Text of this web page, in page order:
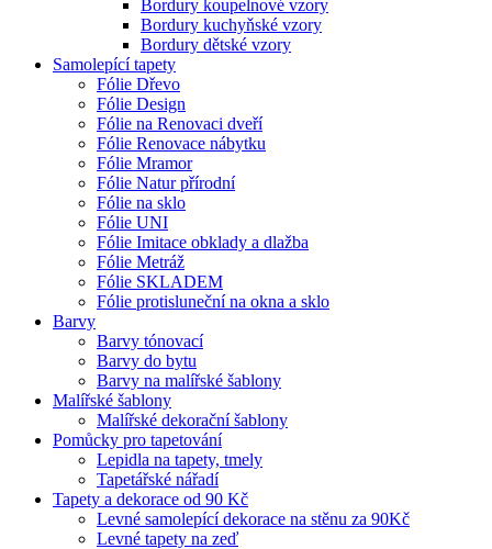
Bordury koupelnové vzory
Bordury kuchyňské vzory
Bordury dětské vzory
Samolepící tapety
Fólie Dřevo
Fólie Design
Fólie na Renovaci dveří
Fólie Renovace nábytku
Fólie Mramor
Fólie Natur přírodní
Fólie na sklo
Fólie UNI
Fólie Imitace obklady a dlažba
Fólie Metráž
Fólie SKLADEM
Fólie protisluneční na okna a sklo
Barvy
Barvy tónovací
Barvy do bytu
Barvy na malířské šablony
Malířské šablony
Malířské dekorační šablony
Pomůcky pro tapetování
Lepidla na tapety, tmely
Tapetářské nářadí
Tapety a dekorace od 90 Kč
Levné samolepící dekorace na stěnu za 90Kč
Levné tapety na zeď